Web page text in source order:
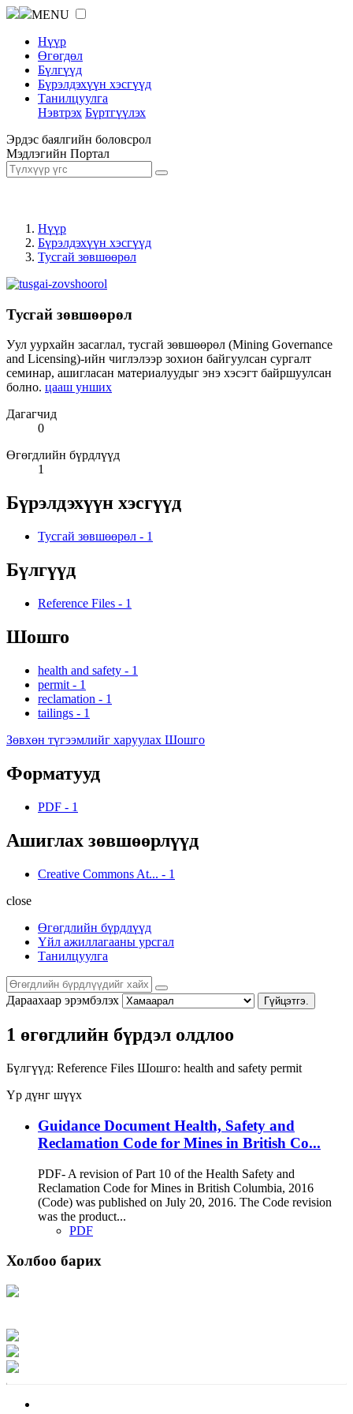
MENU
Нүүр
Өгөгдөл
Бүлгүүд
Бүрэлдэхүүн хэсгүүд
Танилцуулга
Нэвтрэх Бүртгүүлэх
Эрдэс баялгийн боловсрол
Мэдлэгийн Портал
Нүүр
Бүрэлдэхүүн хэсгүүд
Тусгай зөвшөөрөл
Тусгай зөвшөөрөл
Уул уурхайн засаглал, тусгай зөвшөөрөл (Mining Governance
and Licensing)-ийн чиглэлээр зохион байгуулсан сургалт
семинар, ашигласан материалуудыг энэ хэсэгт байршуулсан
болно. цааш унших
Дагагчид
0
Өгөгдлийн бүрдлүүд
1
Бүрэлдэхүүн хэсгүүд
Тусгай зөвшөөрөл - 1
Бүлгүүд
Reference Files - 1
Шошго
health and safety - 1
permit - 1
reclamation - 1
tailings - 1
Зөвхөн түгээмлийг харуулах Шошго
Форматууд
PDF - 1
Ашиглах зөвшөөрлүүд
Creative Commons At... - 1
close
Өгөгдлийн бүрдлүүд
Үйл ажиллагааны урсгал
Танилцуулга
Дараахаар эрэмбэлэх Гүйцэтгэ.
1 өгөгдлийн бүрдэл олдлоо
Бүлгүүд: Reference Files Шошго: health and safety permit
Үр дүнг шүүх
Guidance Document Health, Safety and
Reclamation Code for Mines in British Co...
PDF- A revision of Part 10 of the Health Safety and
Reclamation Code for Mines in British Columbia, 2016
(Code) was published on July 20, 2016. The Code revision
was the product...
PDF
Холбоо барих